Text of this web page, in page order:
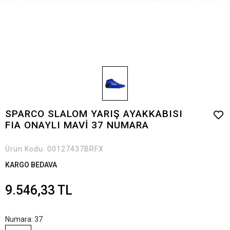
SPARCO SLALOM YARIŞ AYAKKABISI
FIA ONAYLI MAVİ 37 NUMARA
Ürün Kodu: 00127437BRFX
KARGO BEDAVA
9.546,33 TL
Numara: 37